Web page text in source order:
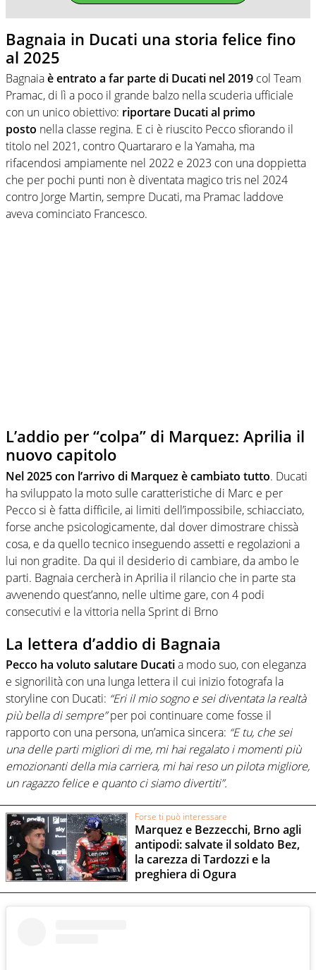
Bagnaia in Ducati una storia felice fino
al 2025
Bagnaiaè entrato a far parte di Ducati nel 2019 col Team
Pramac, di lì a poco il grande balzo nella scuderia ufficiale
con un unico obiettivo: riportare Ducati al primo
posto nella classe regina. E ci è riuscito Pecco sfiorando il
titolo nel 2021, contro Quartararo e la Yamaha, ma
rifacendosi ampiamente nel 2022 e 2023 con una doppietta
che per pochi punti non è diventata magico tris nel 2024
contro Jorge Martin, sempre Ducati, ma Pramac laddove
aveva cominciato Francesco.
L’addio per “colpa” di Marquez: Aprilia il
nuovo capitolo
Nel 2025 con l’arrivo di Marquez è cambiato tutto. Ducati
ha sviluppato la moto sulle caratteristiche di Marc e per
Pecco si è fatta difficile, ai limiti dell’impossibile, schiacciato,
forse anche psicologicamente, dal dover dimostrare chissà
cosa, e da quello tecnico inseguendo assetti e regolazioni a
lui non gradite. Da qui il desiderio di cambiare, da ambo le
parti. Bagnaia cercherà in Aprilia il rilancio che in parte sta
avvenendo quest’anno, nelle ultime gare, con 4 podi
consecutivi e la vittoria nella Sprint di Brno
La lettera d’addio di Bagnaia
Pecco ha voluto salutare Ducatia modo suo, con eleganza
e signorilità con una lunga lettera il cui inizio fotografa la
storyline con Ducati: “Eri il mio sogno e sei diventata la realtà
più bella di sempre”per poi continuare come fosse il
rapporto con una persona, un’amica sincera: “E tu, che sei
una delle parti migliori di me, mi hai regalato i momenti più
emozionanti della mia carriera, mi hai reso un pilota migliore,
un ragazzo felice e quanto ci siamo divertiti”.
Forse ti può interessare
Marquez e Bezzecchi, Brno agli
antipodi: salvate il soldato Bez,
la carezza di Tardozzi e la
preghiera di Ogura